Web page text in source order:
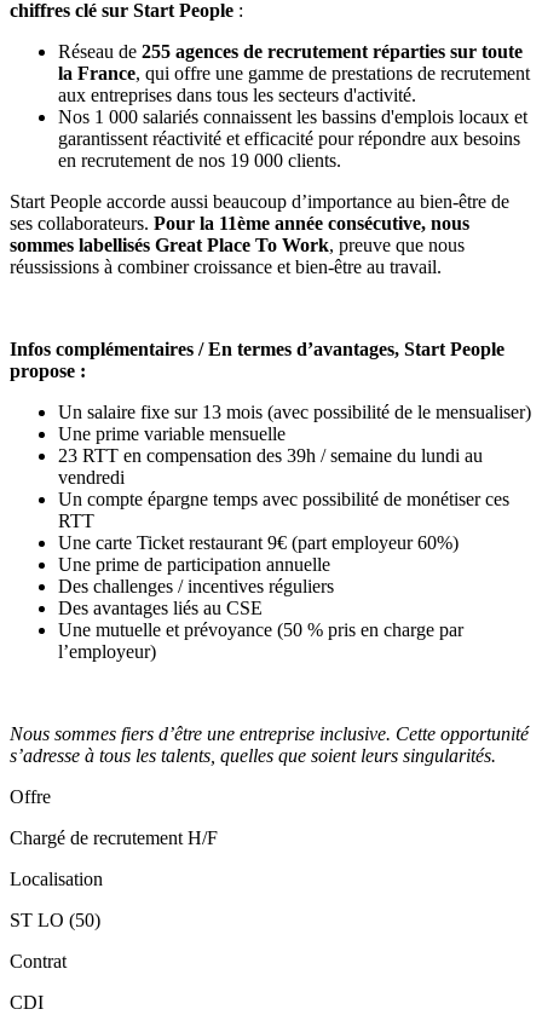
chiffres clé sur Start People :
Réseau de 255 agences de recrutement réparties sur toute
la France, qui offre une gamme de prestations de recrutement
aux entreprises dans tous les secteurs d'activité.
Nos 1 000 salariés connaissent les bassins d'emplois locaux et
garantissent réactivité et efficacité pour répondre aux besoins
en recrutement de nos 19 000 clients.
Start People accorde aussi beaucoup d’importance au bien-être de
ses collaborateurs. Pour la 11ème année consécutive, nous
sommes labellisés Great Place To Work, preuve que nous
réussissions à combiner croissance et bien-être au travail.
Infos complémentaires / En termes d’avantages, Start People
propose :
Un salaire fixe sur 13 mois (avec possibilité de le mensualiser)
Une prime variable mensuelle
23 RTT en compensation des 39h / semaine du lundi au
vendredi
Un compte épargne temps avec possibilité de monétiser ces
RTT
Une carte Ticket restaurant 9€ (part employeur 60%)
Une prime de participation annuelle
Des challenges / incentives réguliers
Des avantages liés au CSE
Une mutuelle et prévoyance (50 % pris en charge par
l’employeur)
Nous sommes fiers d’être une entreprise inclusive. Cette opportunité
s’adresse à tous les talents, quelles que soient leurs singularités.
Offre
Chargé de recrutement H/F
Localisation
ST LO (50)
Contrat
CDI